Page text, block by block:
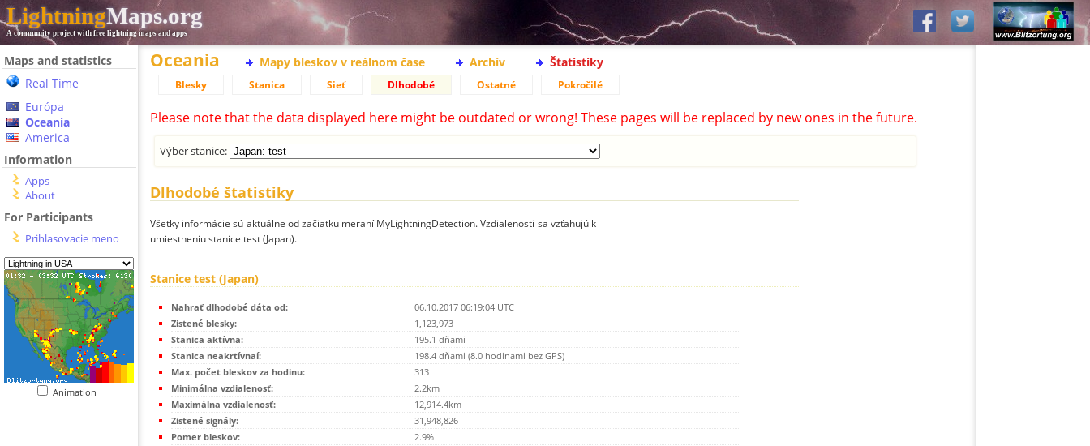
LightningMaps.org
A community project with free lightning maps and apps
Maps and statistics
Real Time
Európa
Oceania
America
Information
Apps
About
For Participants
Prihlasovacie meno
Animation
Oceania Mapy bleskov v reálnom čase Archív Štatistiky
Blesky Stanica Sieť Dlhodobé Ostatné Pokročilé
Please note that the data displayed here might be outdated or wrong! These pages will be replaced by new ones in the future.
Výber stanice:
Dlhodobé štatistiky
Všetky informácie sú aktuálne od začiatku meraní MyLightningDetection. Vzdialenosti sa vzťahujú k
umiestneniu stanice test (Japan).
Stanice test (Japan)
Nahrať dlhodobé dáta od:
06.10.2017 06:19:04 UTC
Zistené blesky:
1,123,973
Stanica aktívna:
195.1 dňami
Stanica neakrtívnaí:
198.4 dňami (8.0 hodinami bez GPS)
Max. počet bleskov za hodinu:
313
Minimálna vzdialenosť:
2.2km
Maximálna vzdialenosť:
12,914.4km
Zistené signály:
31,948,826
Pomer bleskov:
2.9%